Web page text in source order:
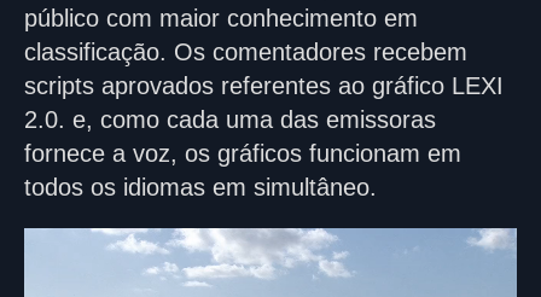
público com maior conhecimento em
classificação. Os comentadores recebem
scripts aprovados referentes ao gráfico LEXI
2.0. e, como cada uma das emissoras
fornece a voz, os gráficos funcionam em
todos os idiomas em simultâneo.